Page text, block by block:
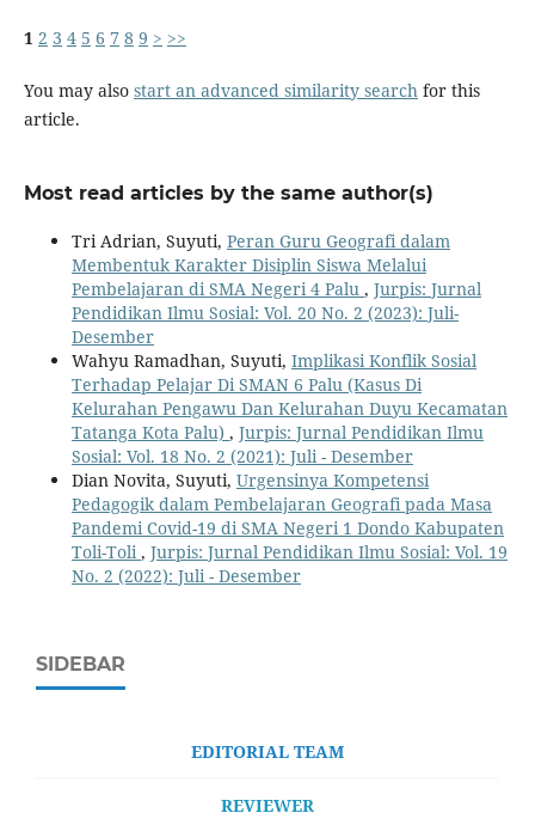
1 2 3 4 5 6 7 8 9 > >>
You may also start an advanced similarity search for this
article.
Most read articles by the same author(s)
Tri Adrian, Suyuti, Peran Guru Geografi dalam
Membentuk Karakter Disiplin Siswa Melalui
Pembelajaran di SMA Negeri 4 Palu , Jurpis: Jurnal
Pendidikan Ilmu Sosial: Vol. 20 No. 2 (2023): Juli-
Desember
Wahyu Ramadhan, Suyuti, Implikasi Konflik Sosial
Terhadap Pelajar Di SMAN 6 Palu (Kasus Di
Kelurahan Pengawu Dan Kelurahan Duyu Kecamatan
Tatanga Kota Palu) , Jurpis: Jurnal Pendidikan Ilmu
Sosial: Vol. 18 No. 2 (2021): Juli - Desember
Dian Novita, Suyuti, Urgensinya Kompetensi
Pedagogik dalam Pembelajaran Geografi pada Masa
Pandemi Covid-19 di SMA Negeri 1 Dondo Kabupaten
Toli-Toli , Jurpis: Jurnal Pendidikan Ilmu Sosial: Vol. 19
No. 2 (2022): Juli - Desember
SIDEBAR
EDITORIAL TEAM
REVIEWER